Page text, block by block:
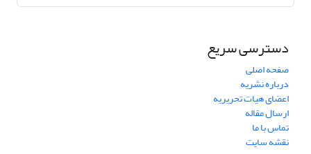
دسترسی سریع
صفحه اصلی
درباره نشریه
اعضای هیات تحریریه
ارسال مقاله
تماس با ما
نقشه سایت